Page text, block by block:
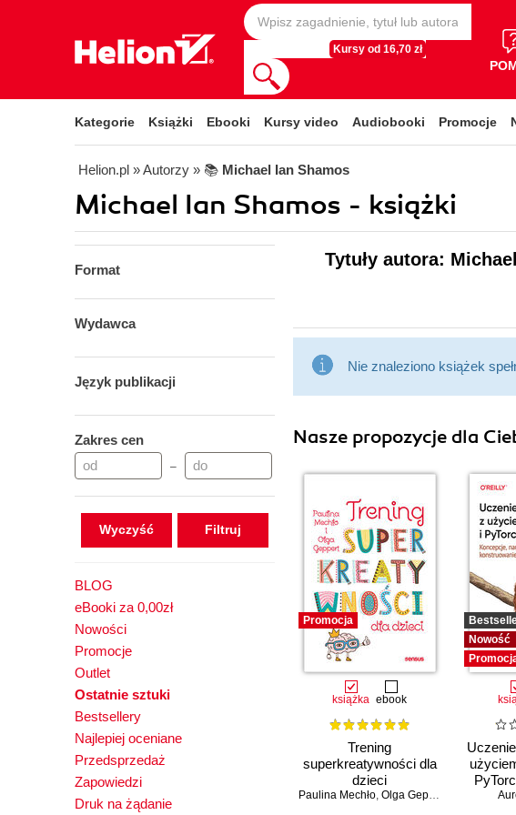
Kursy od 16,70 zł
Kategorie Książki Ebooki Kursy video Audiobooki Promocje
Helion.pl » Autorzy » 📚 Michael Ian Shamos
Michael Ian Shamos - książki
Format
Wydawca
Język publikacji
Zakres cen
–
Wyczyść
BLOG
eBooki za 0,00zł
Nowości
Promocje
Outlet
Ostatnie sztuki
Bestsellery
Najlepiej oceniane
Przedsprzedaż
Zapowiedzi
Druk na żądanie
Tytuły autora:
Nie znaleziono książek
Nasze propozycje dla
Promocja
książka ebook
Trening
superkreatywności dla
dzieci
Paulina Mechło, Olga Geppert
Nowość